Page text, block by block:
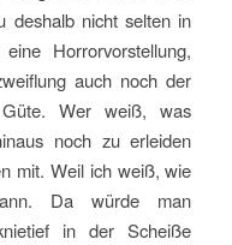
deshalb nicht selten in
Horrorvorstellung,
auch noch der
Wer weiß, was
noch zu erleiden
mit. Weil ich weiß, wie
Da würde man
in der Scheiße